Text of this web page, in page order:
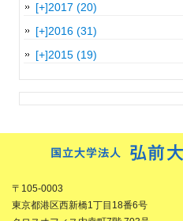
[+]2017 (20)
[+]2016 (31)
[+]2015 (19)
〒105-0003
東京都港区西新橋1丁目18番6号